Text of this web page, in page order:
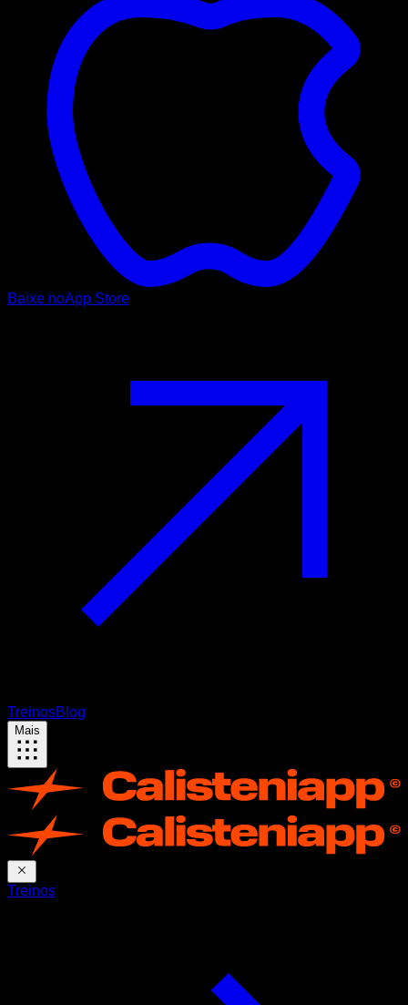
Baixe noApp Store
TreinosBlog
Mais
Treinos